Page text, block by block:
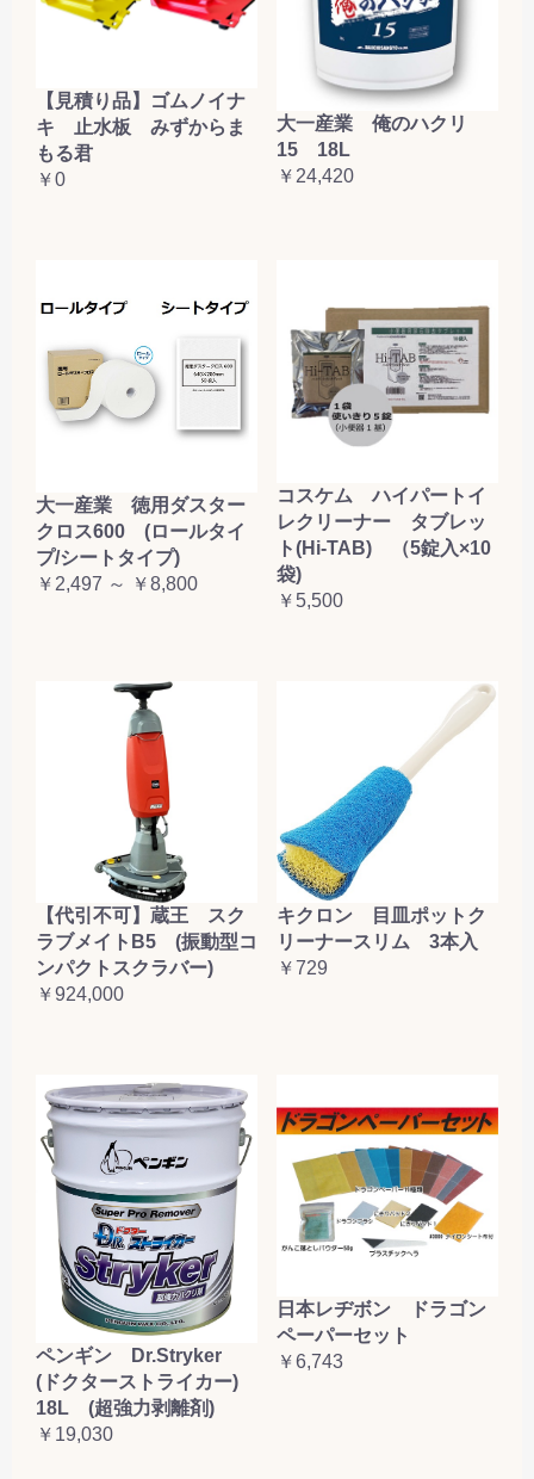
【見積り品】ゴムノイナ
キ 止水板 みずからま
もる君
￥0
大一産業 俺のハクリ
15 18L
￥24,420
大一産業 徳用ダスター
クロス600 (ロールタイ
プ/シートタイプ)
￥2,497 ～ ￥8,800
コスケム ハイパートイ
レクリーナー タブレッ
ト(Hi-TAB) （5錠入×10
袋)
￥5,500
【代引不可】蔵王 スク
ラブメイトB5 (振動型コ
ンパクトスクラバー)
￥924,000
キクロン 目皿ポットク
リーナースリム 3本入
￥729
ペンギン Dr.Stryker
(ドクターストライカー)
18L (超強力剥離剤)
￥19,030
日本レヂボン ドラゴン
ペーパーセット
￥6,743